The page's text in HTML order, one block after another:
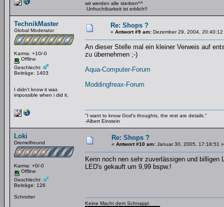
wir werden alle sterben^^
Unfruchtbarkeit ist erblich!!
TechnikMaster
Global Moderator
Karma: +10/-0
Offline
Geschlecht:
Beiträge: 1403
I didn't know it was
impossible when i did it.
Re: Shops ?
« Antwort #9 am: Dezember 29, 2004, 20:40:12
An dieser Stelle mal ein kleiner Verweis auf
zu übernehmen ;-)
Aqua-Computer-Forum
Moddingfreax-Forum
"I want to know God's thoughts, the rest are details."
-Albert Einstein
Loki
Dremelfreund
Karma: +0/-0
Offline
Geschlecht:
Beiträge: 126
Schrotter
Re: Shops ?
« Antwort #10 am: Januar 30, 2005, 17:18:51 »
Kenn noch nen sehr zuverlässigen und billigen
LED's gekauft um 9,99 bspw.!
Keine Macht dem Schnappi